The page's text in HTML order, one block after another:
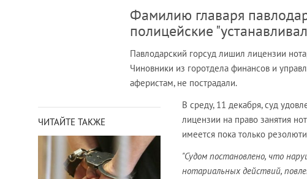
Фамилию главаря
полицейские
Павлодарский горсуд лишил лицензии
Чиновники из горотдела финансов и
аферистам, не пострадали.
ЧИТАЙТЕ ТАКЖЕ
В среду, 11 декабря, суд
лицензии на право занятия
имеется пока только
"Судом постановлено, что
нотариальных действий,